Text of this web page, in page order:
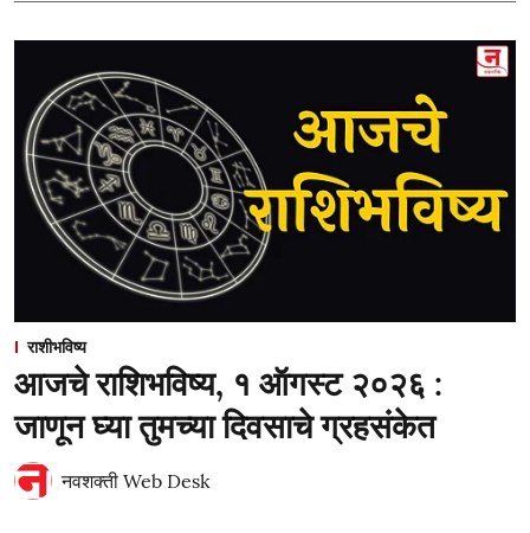
राशीभविष्य
आजचे राशिभविष्य, १ ऑगस्ट २०२६ :
जाणून घ्या तुमच्या दिवसाचे ग्रहसंकेत
नवशक्ती Web Desk